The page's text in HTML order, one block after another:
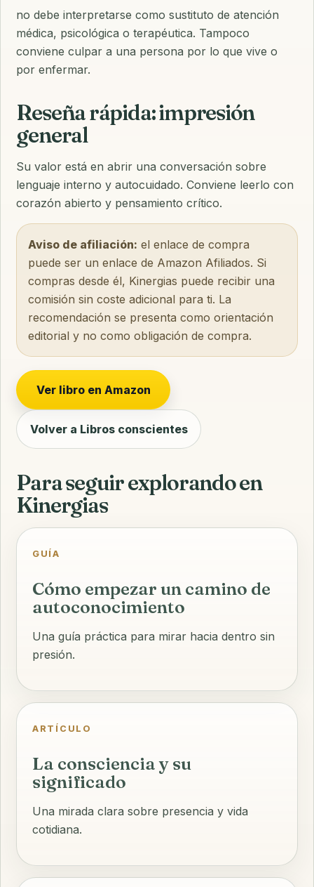
no debe interpretarse como sustituto de atención
médica, psicológica o terapéutica. Tampoco
conviene culpar a una persona por lo que vive o
por enfermar.
Reseña rápida: impresión
general
Su valor está en abrir una conversación sobre
lenguaje interno y autocuidado. Conviene leerlo con
corazón abierto y pensamiento crítico.
Aviso de afiliación: el enlace de compra
puede ser un enlace de Amazon Afiliados. Si
compras desde él, Kinergias puede recibir una
comisión sin coste adicional para ti. La
recomendación se presenta como orientación
editorial y no como obligación de compra.
Ver libro en Amazon
Volver a Libros conscientes
Para seguir explorando en
Kinergias
GUÍA
Cómo empezar un camino de
autoconocimiento
Una guía práctica para mirar hacia dentro sin
presión.
ARTÍCULO
La consciencia y su
significado
Una mirada clara sobre presencia y vida
cotidiana.